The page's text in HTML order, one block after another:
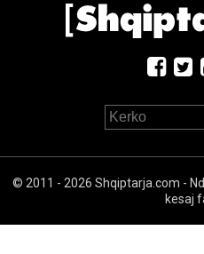
© 2011 - 2026 Shqiptarja.com -
kesaj